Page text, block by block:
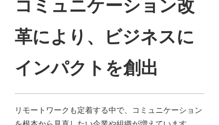
コミュニケーション改
革により、ビジネスに
インパクトを創出
リモートワークも定着する中で、コミュニケーション